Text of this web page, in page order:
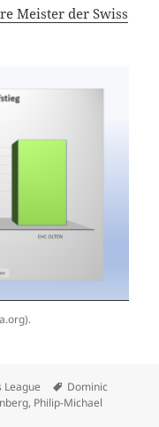
Meister der Swiss
League Schlagwörter
Dominic
, Philip-Michael